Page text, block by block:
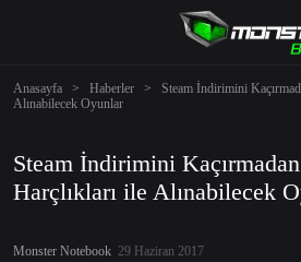
Anasayfa > Haberler > Steam İndirimini
Alınabilecek Oyunlar
Steam İndirimini
Harçlıkları ile Alınabilecek
Monster Notebook 29 Haziran 2017